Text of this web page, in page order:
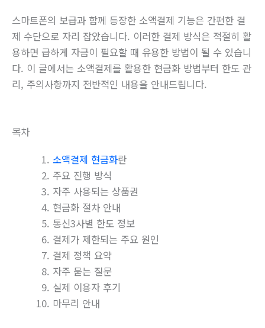
스마트폰의 보급과 함께 등장한 소액결제 기능은 간편한 결
제 수단으로 자리 잡았습니다. 이러한 결제 방식은 적절히 활
용하면 급하게 자금이 필요할 때 유용한 방법이 될 수 있습니
다. 이 글에서는 소액결제를 활용한 현금화 방법부터 한도 관
리, 주의사항까지 전반적인 내용을 안내드립니다.
목차
소액결제 현금화란
주요 진행 방식
자주 사용되는 상품권
현금화 절차 안내
통신3사별 한도 정보
결제가 제한되는 주요 원인
결제 정책 요약
자주 묻는 질문
실제 이용자 후기
마무리 안내